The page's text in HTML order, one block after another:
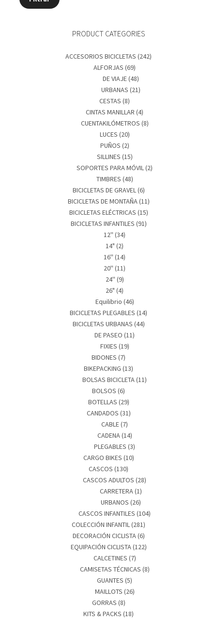
PRODUCT CATEGORIES
ACCESORIOS BICICLETAS (242)
ALFORJAS (69)
DE VIAJE(48)
URBANAS (21)
CESTAS (8)
CINTAS MANILLAR (4)
CUENTAKILÓMETROS (8)
LUCES (20)
PUÑOS (2)
SILLINES (15)
SOPORTES PARA MÓVIL(2)
TIMBRES (48)
BICICLETAS DE GRAVEL(6)
BICICLETAS DE MONTAÑA(11)
BICICLETAS ELÉCTRICAS (15)
BICICLETAS INFANTILES (91)
12'' (34)
14" (2)
16'' (14)
20'' (11)
24'' (9)
26" (4)
Equilibrio (46)
BICICLETAS PLEGABLES (14)
BICICLETAS URBANAS (44)
DE PASEO (11)
FIXIES (19)
BIDONES (7)
BIKEPACKING (13)
BOLSAS BICICLETA(11)
BOLSOS (6)
BOTELLAS (29)
CANDADOS (31)
CABLE(7)
CADENA(14)
PLEGABLES (3)
CARGO BIKES (10)
CASCOS (130)
CASCOS ADULTOS (28)
CARRETERA(1)
URBANOS (26)
CASCOS INFANTILES (104)
COLECCIÓN INFANTIL(281)
DECORACIÓN CICLISTA(6)
EQUIPACIÓN CICLISTA(122)
CALCETINES (7)
CAMISETAS TÉCNICAS (8)
GUANTES (5)
MAILLOTS (26)
GORRAS (8)
KITS & PACKS (18)